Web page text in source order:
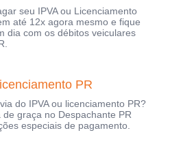
seu IPVA ou Licenciamento
até 12x agora mesmo e fique
dia com os débitos veiculares
PR
do IPVA ou licenciamento PR?
graça no Despachante PR
especiais de pagamento.